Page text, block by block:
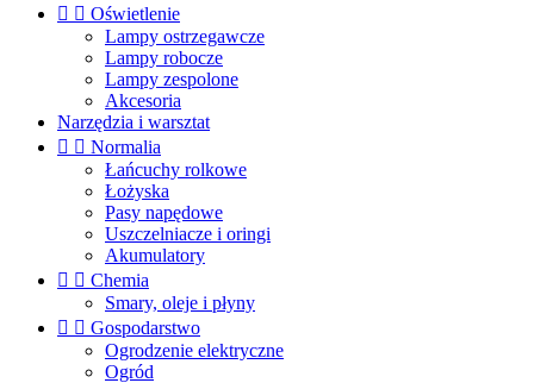
  Oświetlenie
Lampy ostrzegawcze
Lampy robocze
Lampy zespolone
Akcesoria
Narzędzia i warsztat
  Normalia
Łańcuchy rolkowe
Łożyska
Pasy napędowe
Uszczelniacze i oringi
Akumulatory
  Chemia
Smary, oleje i płyny
  Gospodarstwo
Ogrodzenie elektryczne
Ogród